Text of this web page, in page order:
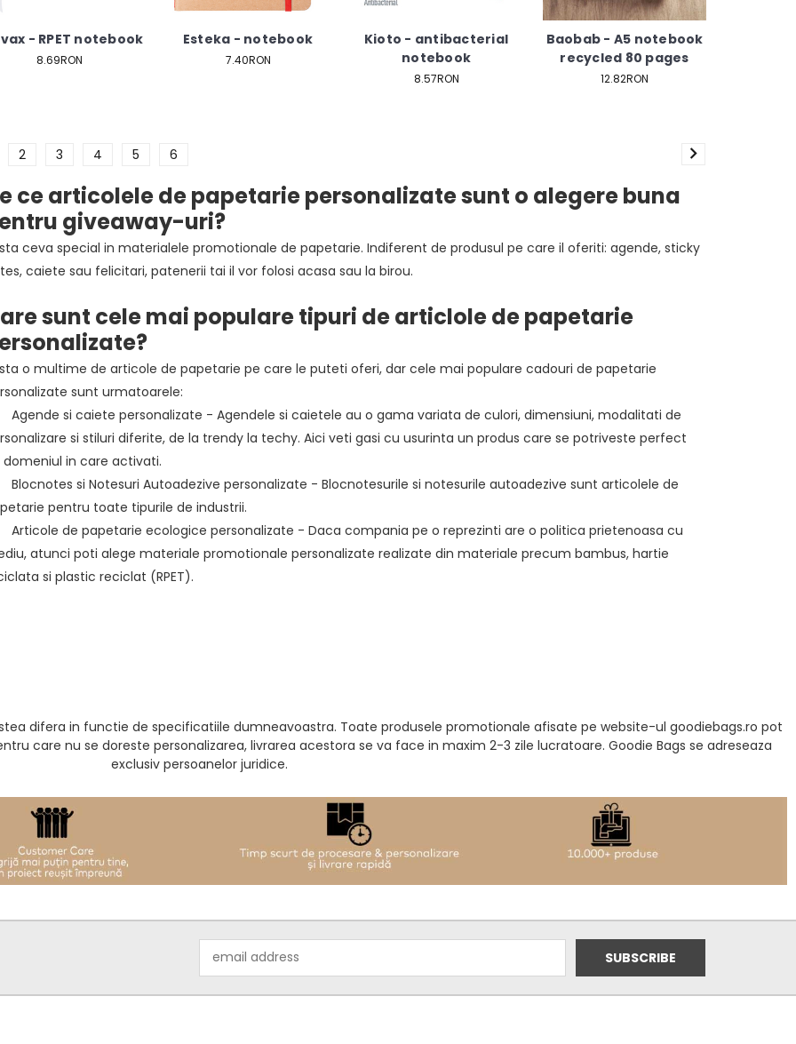
- RPET notebook
8.69RON
Esteka - notebook
7.40RON
Kioto - antibacterial
notebook
8.57RON
Baobab - A5 notebook
recycled 80 pages
12.82RON
2 3 4 5 6
ce articolele de papetarie personalizate sunt o alegere buna
giveaway-uri?
ceva special in materialele promotionale de papetarie. Indiferent de produsul pe care il oferiti: agende, sticky
caiete sau felicitari, patenerii tai il vor folosi acasa sau la birou.
sunt cele mai populare tipuri de articlole de papetarie
o multime de articole de papetarie pe care le puteti oferi, dar cele mai populare cadouri de papetarie
sunt urmatoarele:
si caiete personalizate - Agendele si caietele au o gama variata de culori, dimensiuni, modalitati de
si stiluri diferite, de la trendy la techy. Aici veti gasi cu usurinta un produs care se potriveste perfect
in care activati.
si Notesuri Autoadezive personalizate - Blocnotesurile si notesurile autoadezive sunt articolele de
pentru toate tipurile de industrii.
de papetarie ecologice personalizate - Daca compania pe o reprezinti are o politica prietenoasa cu
atunci poti alege materiale promotionale personalizate realizate din materiale precum bambus, hartie
si plastic reciclat (RPET).
difera in functie de specificatiile dumneavoastra. Toate produsele promotionale afisate pe website-ul goodiebags.ro pot
care nu se doreste personalizarea, livrarea acestora se va face in maxim 2-3 zile lucratoare. Goodie Bags se adreseaza
exclusiv persoanelor juridice.
Address